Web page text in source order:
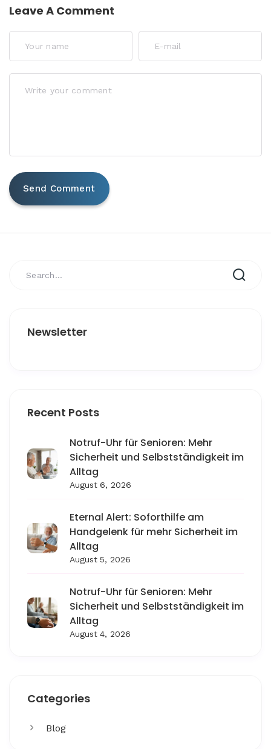
Newsletter
Recent Posts
Notruf-Uhr für Senioren: Mehr
Sicherheit und Selbstständigkeit im
Alltag
August 6, 2026
Eternal Alert: Soforthilfe am
Handgelenk für mehr Sicherheit im
Alltag
August 5, 2026
Notruf-Uhr für Senioren: Mehr
Sicherheit und Selbstständigkeit im
Alltag
August 4, 2026
Categories
Blog
Leave A Comment